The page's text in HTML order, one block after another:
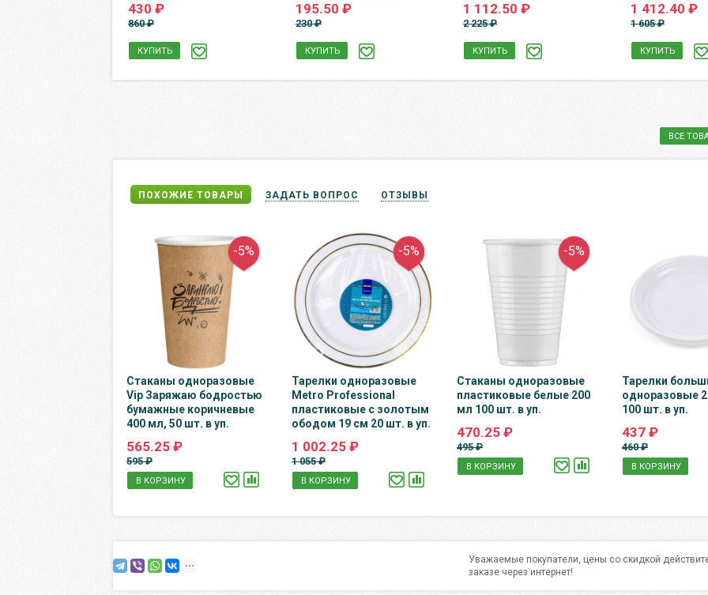
430 ₽
860 ₽
КУПИТЬ
195.50 ₽
230 ₽
КУПИТЬ
1 112.50 ₽
2 225 ₽
КУПИТЬ
1 412.40 ₽
1 605 ₽
КУПИТЬ
ВСЕ
ПОХОЖИЕ ТОВАРЫ ЗАДАТЬ ВОПРОС ОТЗЫВЫ
-5%
Стаканы одноразовые
Vip Заряжаю бодростью
бумажные коричневые
400 мл, 50 шт. в уп.
565.25 ₽
595 ₽
В КОРЗИНУ
-5%
Тарелки одноразовые
Metro Professional
пластиковые с золотым
ободом 19 см 20 шт. в уп.
1 002.25 ₽
1 055 ₽
В КОРЗИНУ
-5%
Стаканы одноразовые
пластиковые белые 200
мл 100 шт. в уп.
470.25 ₽
495 ₽
В КОРЗИНУ
Тарелки
одноразовые
100 шт. в уп.
437 ₽
460 ₽
В КОРЗИНУ
Уважаемые покупатели, цены со скидкой
заказе через интернет!